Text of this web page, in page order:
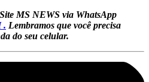
MS NEWS via WhatsApp
. Lembramos que você precisa
do seu celular.